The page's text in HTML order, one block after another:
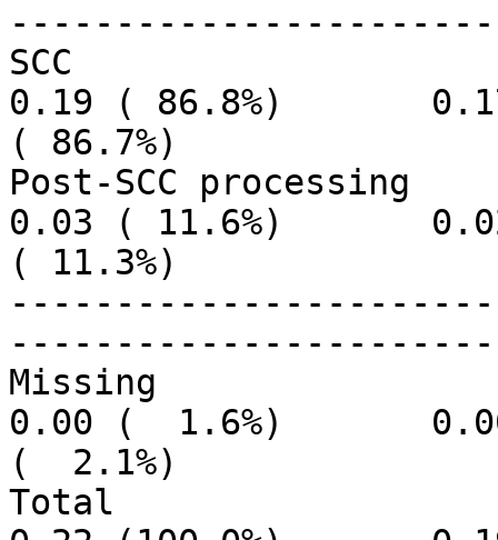
SCC
0.19 ( 86.8%)
( 86.7%)
Post-SCC
0.03 ( 11.6%)
( 11.3%)
Missing
0.00 (  1.6%)
(  2.1%)
Total